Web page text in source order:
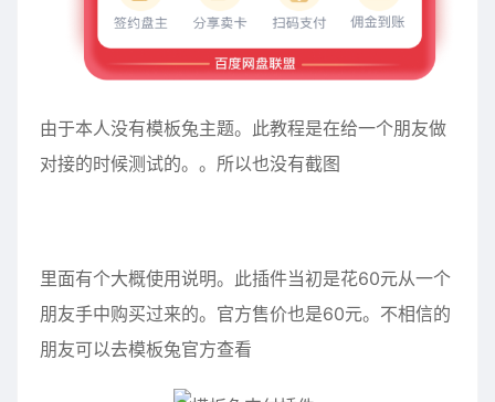
由于本人没有模板兔主题。此教程是在给一个朋友做
对接的时候测试的。。所以也没有截图
里面有个大概使用说明。此插件当初是花60元从一个
朋友手中购买过来的。官方售价也是60元。不相信的
朋友可以去模板兔官方查看